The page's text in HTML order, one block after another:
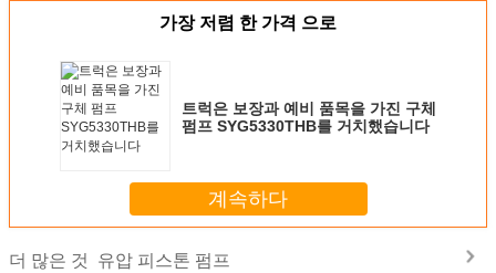
가장 저렴 한 가격 으로
트럭은 보장과 예비 품목을 가진 구체
펌프 SYG5330THB를 거치했습니다
계속하다
더 많은 것 유압 피스톤 펌프